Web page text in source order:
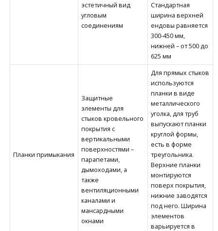
эстетичный вид
угловым
соединениям
Стандартная
ширина верхней
ендовы равняется
300-450 мм,
нижней – от 500 до
625 мм
Планки примыкания
Защитные
элементы для
стыков кровельного
покрытия с
вертикальными
поверхностями –
парапетами,
дымоходами, а
также
вентиляционными
каналами и
мансардными
окнами
Для прямых стыков
используются
планки в виде
металлического
уголка, для труб
выпускают планки
круглой формы,
есть в форме
треугольника.
Верхние планки
монтируются
поверх покрытия,
нижние заводятся
под него. Ширина
элементов
варьируется в